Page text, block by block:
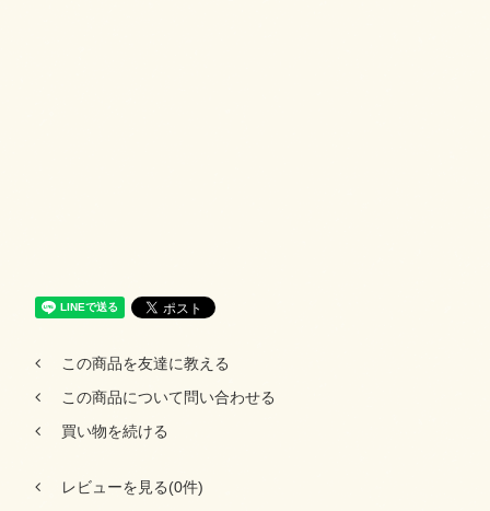
この商品を友達に教える
この商品について問い合わせる
買い物を続ける
レビューを見る(0件)